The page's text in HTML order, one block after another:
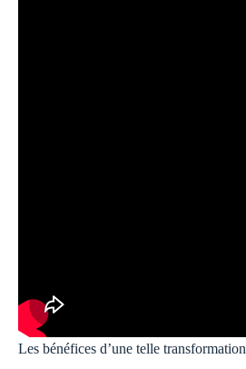
Les bénéfices d’une telle transformation